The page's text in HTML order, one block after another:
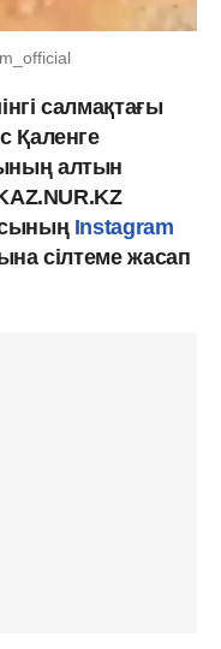
салмақтағы
Қаленге
алтын
Instagram
сілтеме жасап